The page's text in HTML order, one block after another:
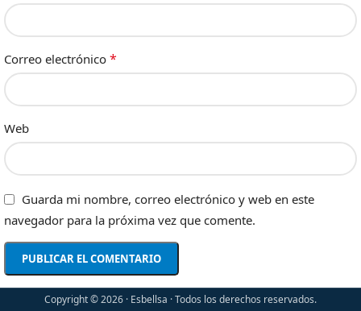
Correo electrónico *
Web
Guarda mi nombre, correo electrónico y web en este
navegador para la próxima vez que comente.
Copyright © 2026 · Esbellsa · Todos los derechos reservados.